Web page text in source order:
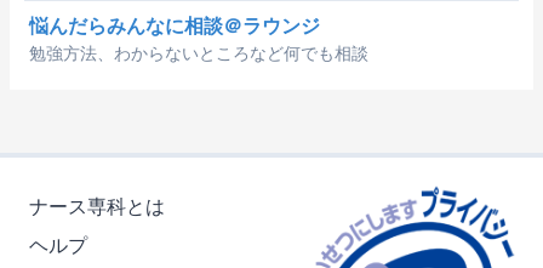
悩んだらみんなに相談＠ラウンジ
勉強方法、わからないところなど何でも相談
ナース専科とは
ヘルプ